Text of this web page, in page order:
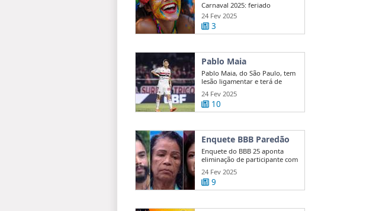
Carnaval 2025: feriado
nacional ou ponto facultativo?
Veja quem ...
24 Fev 2025
3
Pablo Maia
Pablo Maia, do São Paulo, tem
lesão ligamentar e terá de
passar ...
24 Fev 2025
10
Enquete BBB Paredão
Enquete do BBB 25 aponta
eliminação de participante com
50 ...
24 Fev 2025
9